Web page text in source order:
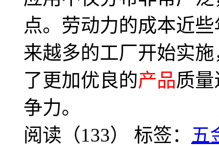
点。劳动力的成本近
来越多的工厂开始实
了更加优良的产品质
争力。
阅读（133） 标签： 五